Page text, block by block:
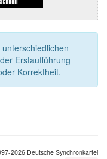
Erstaufführung
Korrektheit.
2026 Deutsche Synchronkartei